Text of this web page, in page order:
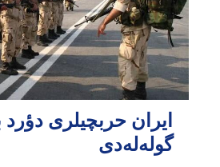
ایران حربچیلری دؤرد
گوله‌له‌دی